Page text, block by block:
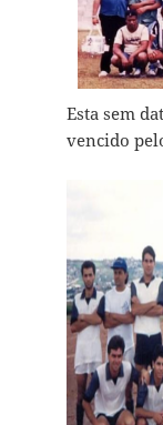
Esta sem
vencido